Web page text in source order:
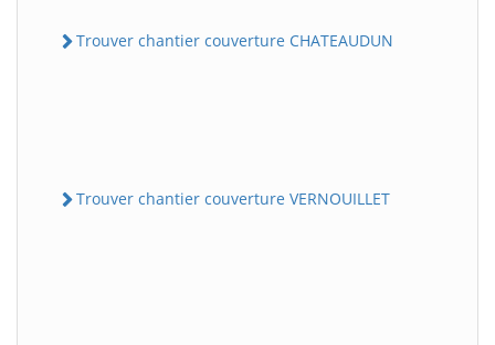
Trouver chantier couverture CHATEAUDUN
Trouver chantier couverture VERNOUILLET